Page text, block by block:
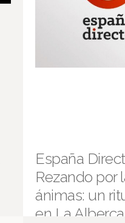
España
Rezando por
ánimas: un
en La Alberca